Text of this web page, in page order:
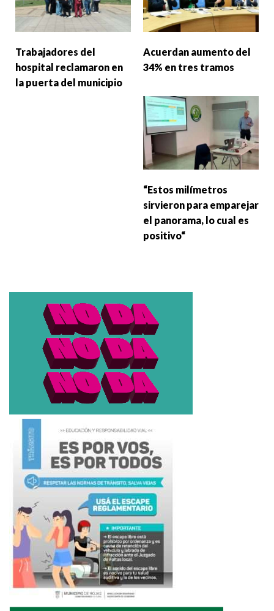
Trabajadores del
hospital reclamaron en
la puerta del municipio
Acuerdan aumento del
34% en tres tramos
“Estos milímetros
sirvieron para emparejar
el panorama, lo cual es
positivo“